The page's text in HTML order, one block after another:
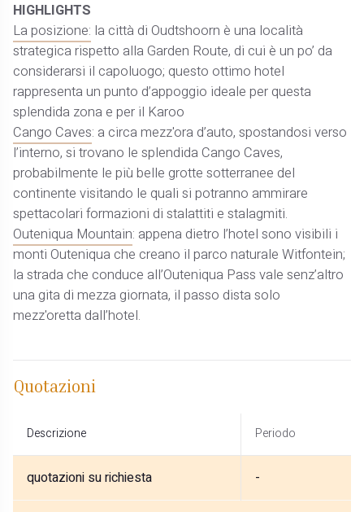
HIGHLIGHTS
La posizione: la città di Oudtshoorn è una località
strategica rispetto alla Garden Route, di cui è un po’ da
considerarsi il capoluogo; questo ottimo hotel
rappresenta un punto d’appoggio ideale per questa
splendida zona e per il Karoo
Cango Caves: a circa mezz'ora d’auto, spostandosi verso
l’interno, si trovano le splendida Cango Caves,
probabilmente le più belle grotte sotterranee del
continente visitando le quali si potranno ammirare
spettacolari formazioni di stalattiti e stalagmiti.
Outeniqua Mountain: appena dietro l’hotel sono visibili i
monti Outeniqua che creano il parco naturale Witfontein;
la strada che conduce all’Outeniqua Pass vale senz’altro
una gita di mezza giornata, il passo dista solo
mezz'oretta dall’hotel.
Quotazioni
Descrizione Periodo
quotazioni su richiesta -